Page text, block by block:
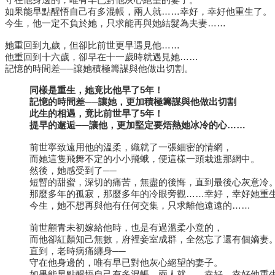
如果能早點醒悟自己有多混帳，兩人就……幸好，幸好他重生了。
今生，他一定不負於她，只求能再與她結髮為夫妻……
她重回到九歲，但卻比前世更早遇見他……
他重回到十六歲，卻早在十一歲時就遇見她……
記憶的時間差──讓她積極籌謀與他做出切割。
同樣是重生，她竟比他早了5年！
記憶的時間差──讓她，更加積極籌謀與他做出切割
此生的相遇，竟比前世早了5年！
提早的邂逅──讓他，更加堅定要焐熱她冰冷的心……
前世寧致遠用他的溫柔，織就了一張細密的情網，
而她這隻飛舞不定的小小飛蛾，便這樣一頭栽進那網中。
然後，她感受到了──
短暫的甜蜜，深切的痛苦，無盡的後悔，直到最後心灰意冷。
那麼多年的孤寂，那麼多年的冷眼旁觀……幸好，幸好她重生
今生，她不想再與他有任何交集，只求離他遠遠的……
前世顧青未初嫁給他時，也是有過溫柔小意的，
而他卻紅顏知己無數，府裡妾室成群，全然忘了還有個嫡妻。
直到，老時病痛纏身──
守在他身邊的，唯有早已對他灰心絕望的妻子。